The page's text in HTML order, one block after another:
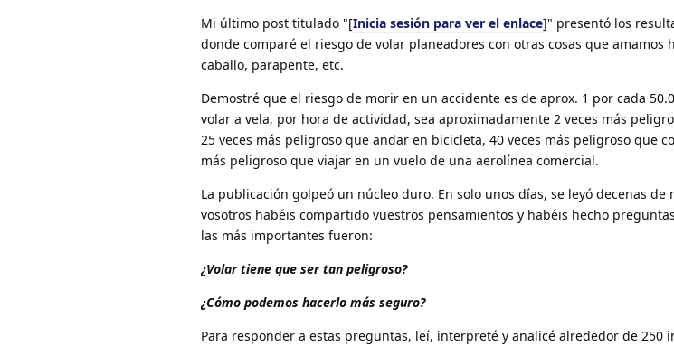
Mi último post titulado "[Inicia sesión para ver el enlace]" presentó los
donde comparé el riesgo de volar planeadores con otras cosas que amamos
caballo, parapente, etc.
Demostré que el riesgo de morir en un accidente es de aprox. 1 por cada
volar a vela, por hora de actividad, sea aproximadamente 2 veces más
25 veces más peligroso que andar en bicicleta, 40 veces más peligroso que
más peligroso que viajar en un vuelo de una aerolínea comercial.
La publicación golpeó un núcleo duro. En solo unos días, se leyó decenas de
vosotros habéis compartido vuestros pensamientos y habéis hecho
las más importantes fueron:
¿Volar tiene que ser tan peligroso?
¿Cómo podemos hacerlo más seguro?
Para responder a estas preguntas, leí, interpreté y analicé alrededor de 250